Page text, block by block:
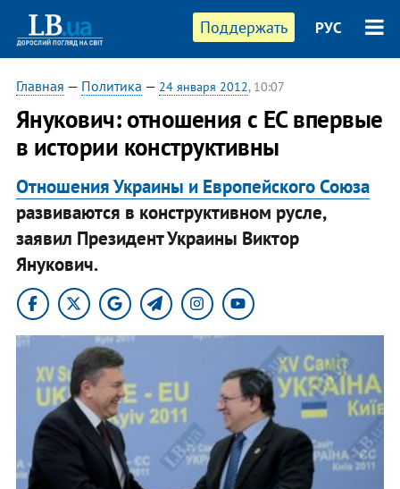
Поддержать РУС
Главная — Политика — 24 января 2012, 10:07
Янукович: отношения с ЕС впервые
в истории конструктивны
Отношения Украины и Европейского Союза
развиваются в конструктивном русле,
заявил Президент Украины Виктор
Янукович.